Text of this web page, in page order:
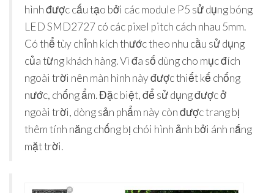
hình được cấu tạo bởi các module P5 sử dụng bóng
LED SMD2727 có các pixel pitch cách nhau 5mm.
Có thể tùy chỉnh kích thước theo nhu cầu sử dụng
của từng khách hàng. Vì đa số dùng cho mục đích
ngoài trời nên màn hình này được thiết kế chống
nước, chống ẩm. Đặc biệt, để sử dụng được ở
ngoài trời, dòng sản phẩm này còn được trang bị
thêm tính năng chống bị chói hình ảnh bởi ánh nắng
mặt trời.